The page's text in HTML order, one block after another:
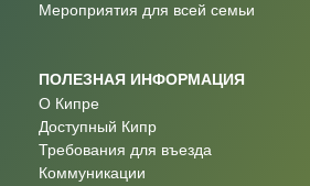
Мероприятия для всей семьи
ПОЛЕЗНАЯ ИНФОРМАЦИЯ
О Кипре
Доступный Кипр
Требования для въезда
Коммуникации